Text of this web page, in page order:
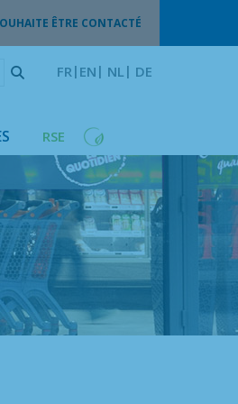
ÊTRE CONTACTÉ
RSE
FR EN NL DE